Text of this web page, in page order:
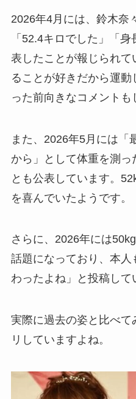
2026年4月には、鈴木奈
「52.4キロでした」「
表したことが報じられ
ることが好きだから運
った前向きなコメントも
また、2026年5月には「
から」として体重を測っ
とも公表しています。
を喜んでいたようです。
さらに、2026年には
話題になっており、本
わったよね」と投稿して
実際に過去の姿と比べて
リしていますよね。